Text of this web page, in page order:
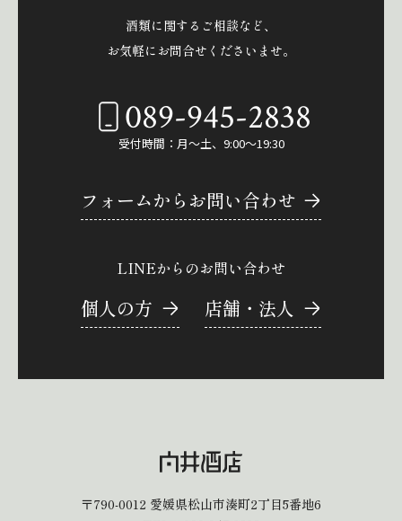
酒類に関するご相談など、
お気軽にお問合せくださいませ。
089-945-2838
受付時間：月～土、9:00～19:30
フォームからお問い合わせ
LINEからのお問い合わせ
個人の方 店舗・法人
〒790-0012 愛媛県松山市湊町2丁目5番地6